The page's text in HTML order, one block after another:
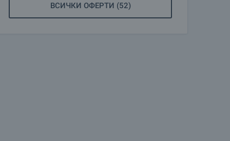
ВСИЧКИ ОФЕРТИ (52)